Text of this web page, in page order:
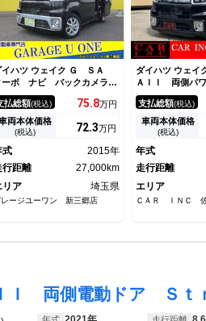
イハツ ウェイク Ｇ ＳＡ
ーボ ナビ バックカメラ
ＴＣ 衝突軽減ブレーキ 両
パワースライド ＬＥＤヘッ
ライト アイドリングストッ
スマートキー プッシュス
ングリモコン
払総額(税込) 75.8万円
両本体価格
(税込) 72.3万円
式
2015年
行距離
27,000km
リア
埼玉県
レージユーワン 新三郷店
ダイハツ ウェイ
ＡＩＩ 両側パ
ア 純正８イン
カメラ 衝突被害
キ Ｂｌｕｅｔ
セグ ＬＥＤヘ
コン オートラ
ングストップ
支払総額(税込)
車両本体価格
(税込)
年式
走行距離
エリア
ＣＡＲ ＩＮＣ